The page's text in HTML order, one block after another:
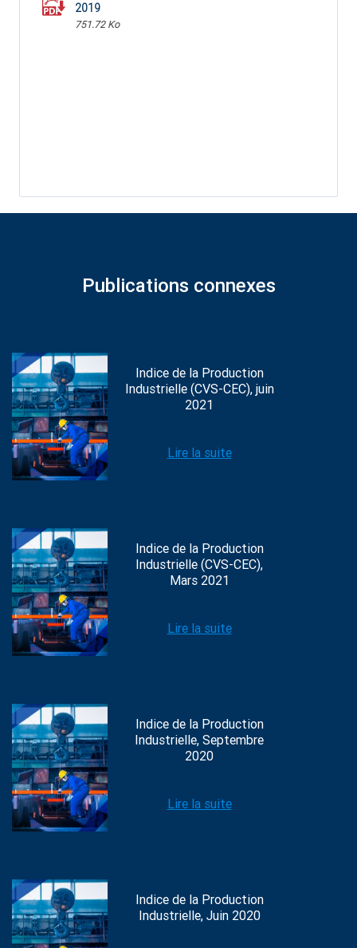
2019
751.72 Ko
Publications connexes
Indice de la Production
Industrielle (CVS-CEC), juin
2021
Lire la suite
Indice de la Production
Industrielle (CVS-CEC),
Mars 2021
Lire la suite
Indice de la Production
Industrielle, Septembre
2020
Lire la suite
Indice de la Production
Industrielle, Juin 2020